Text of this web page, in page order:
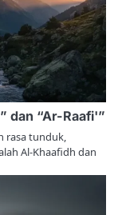
dan “Ar-Raafi'”
rasa tunduk,
Al-Khaafidh dan